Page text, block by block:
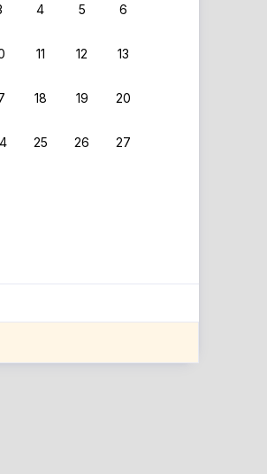
4 5 6
11 12 13
18 19 20
25 26 27